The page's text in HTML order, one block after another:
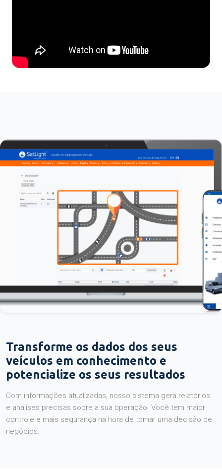
Transforme os dados dos seus
veículos em conhecimento e
potencialize os seus resultados
Com informações atualizadas, nosso sistema gera relatórios
e análises precisas sobre a sua operação. Você tem maior
controle e mais segurança na hora de tomar uma decisão de
negócios.